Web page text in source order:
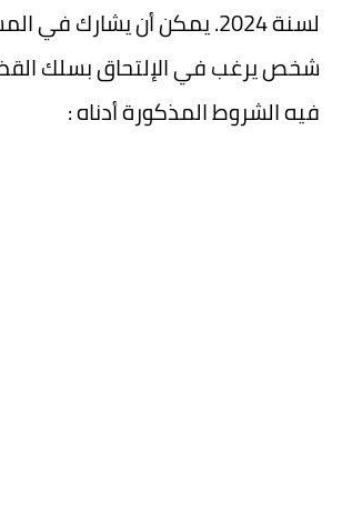
لسنة 2024. يمكن أن يشارك في
شخص يرغب في الإلتحاق بسلك
فيه الشروط المذكورة أدناه :